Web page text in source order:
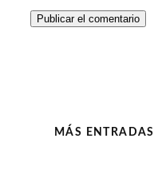
MÁS ENTRADAS